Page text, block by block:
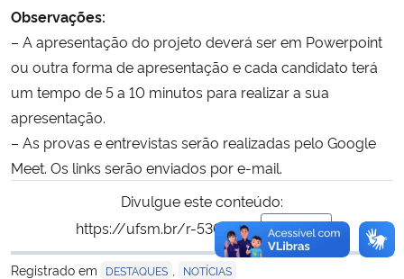
Observações:
– A apresentação do projeto deverá ser em Powerpoint
ou outra forma de apresentação e cada candidato terá
um tempo de 5 a 10 minutos para realizar a sua
apresentação.
– As provas e entrevistas serão realizadas pelo Google
Meet. Os links serão enviados por e-mail.
Divulgue este conteúdo:
https://ufsm.br/r-530-606
Copiar
para área de
Registrado em
DESTAQUES NOTÍCIAS